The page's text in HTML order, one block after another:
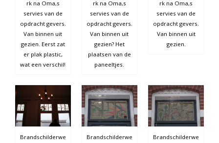
rk na Oma,s
servies van de
opdracht gevers.
Van binnen uit
gezien. Eerst zat
er plak plastic,
wat een verschil!
rk na Oma,s
servies van de
opdracht gevers.
Van binnen uit
gezien? Het
plaatsen van de
paneeltjes.
rk na Oma,s
servies van de
opdracht gevers.
Van binnen uit
gezien.
Brandschilderwe
Brandschilderwe
Brandschilderwe